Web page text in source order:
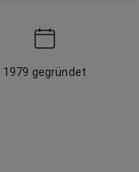
1979 gegründet